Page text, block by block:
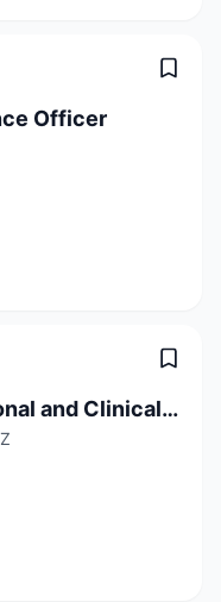
Officer
Postdoc in Translational and Clinical Sarcoidosis Research 80-100%